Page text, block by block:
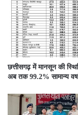
छत्तीसगढ़ में मानसून की
अब तक 99.2% सामान्य